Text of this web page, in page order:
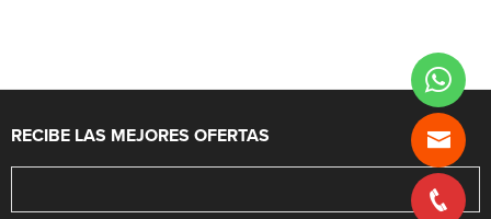
RECIBE LAS MEJORES OFERTAS